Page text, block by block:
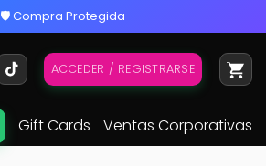
🛡️ Compra Protegida
ACCEDER / REGISTRARSE
Gift Cards Ventas Corporativas